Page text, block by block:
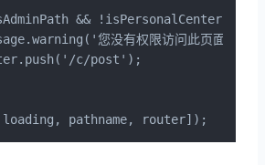
&& !isPersonalCenter &&
您没有权限访问此页面');
c/post');
pathname, router]);